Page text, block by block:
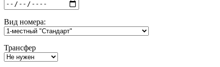
Вид номера:
Трансфер